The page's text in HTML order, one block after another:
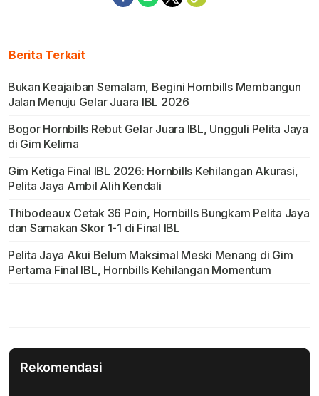
Berita Terkait
Bukan Keajaiban Semalam, Begini Hornbills Membangun
Jalan Menuju Gelar Juara IBL 2026
Bogor Hornbills Rebut Gelar Juara IBL, Ungguli Pelita Jaya
di Gim Kelima
Gim Ketiga Final IBL 2026: Hornbills Kehilangan Akurasi,
Pelita Jaya Ambil Alih Kendali
Thibodeaux Cetak 36 Poin, Hornbills Bungkam Pelita Jaya
dan Samakan Skor 1-1 di Final IBL
Pelita Jaya Akui Belum Maksimal Meski Menang di Gim
Pertama Final IBL, Hornbills Kehilangan Momentum
Rekomendasi